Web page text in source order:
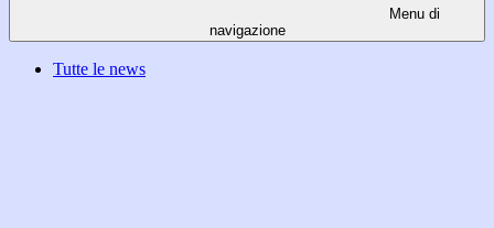
Menu di
navigazione
Tutte le news